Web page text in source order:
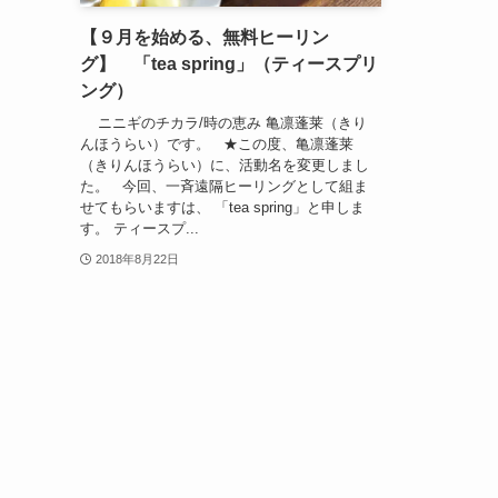
【９月を始める、無料ヒーリン
グ】 「tea spring」（ティースプリ
ング）
ニニギのチカラ/時の恵み 亀凛蓬莱（きり
んほうらい）です。 ★この度、亀凛蓬莱
（きりんほうらい）に、活動名を変更しまし
た。 今回、一斉遠隔ヒーリングとして組ま
せてもらいますは、 「tea spring」と申しま
す。 ティースプ...
2018年8月22日